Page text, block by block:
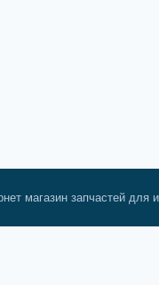
магазин запчастей для